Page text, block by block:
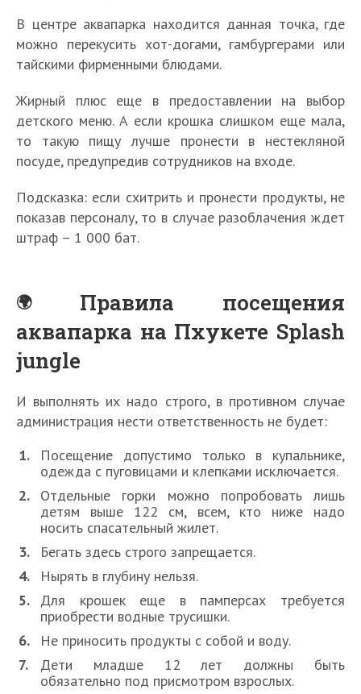
В центре аквапарка находится данная точка, где
можно перекусить хот-догами, гамбургерами или
тайскими фирменными блюдами.
Жирный плюс еще в предоставлении на выбор
детского меню. А если крошка слишком еще мала,
то такую пищу лучше пронести в нестекляной
посуде, предупредив сотрудников на входе.
Подсказка: если схитрить и пронести продукты, не
показав персоналу, то в случае разоблачения ждет
штраф – 1 000 бат.
Правила посещения
аквапарка на Пхукете Splash
jungle
И выполнять их надо строго, в противном случае
администрация нести ответственность не будет:
Посещение допустимо только в купальнике,
одежда с пуговицами и клепками исключается.
Отдельные горки можно попробовать лишь
детям выше 122 см, всем, кто ниже надо
носить спасательный жилет.
Бегать здесь строго запрещается.
Нырять в глубину нельзя.
Для крошек еще в памперсах требуется
приобрести водные трусишки.
Не приносить продукты с собой и воду.
Дети младше 12 лет должны быть
обязательно под присмотром взрослых.